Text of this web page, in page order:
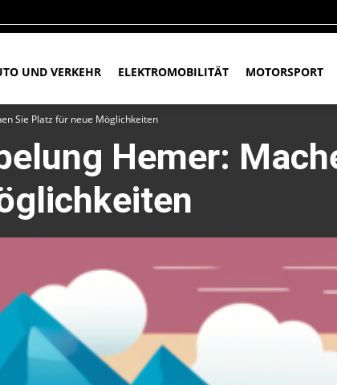
UND VERKEHR ELEKTROMOBILITÄT MOTORSPORT
Sie Platz für neue Möglichkeiten
Hemer: